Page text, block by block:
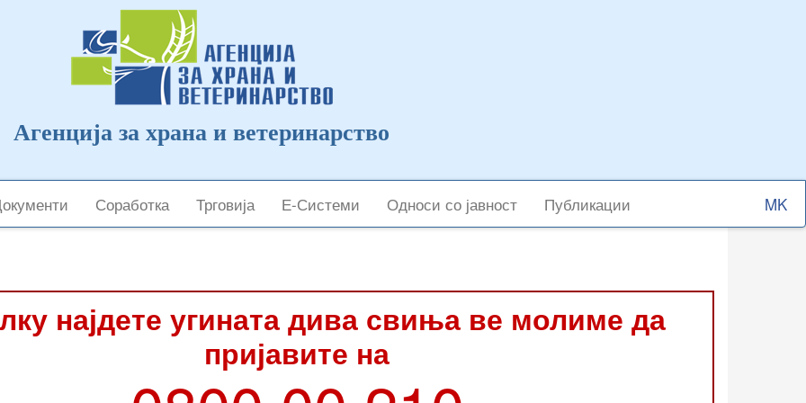
Агенција за храна и ветеринарство
Соработка Трговија Е-Системи Односи со јавност Публикации
Select
your
најдете угината дива свиња ве молиме да
пријавите на